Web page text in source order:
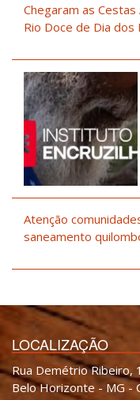
Chegaram as
Rio Doce de Dia dos
Atenção
saneamento
LOCALIZAÇÃO
Rua Demétrio Ribeiro,
Belo Horizonte - MG -